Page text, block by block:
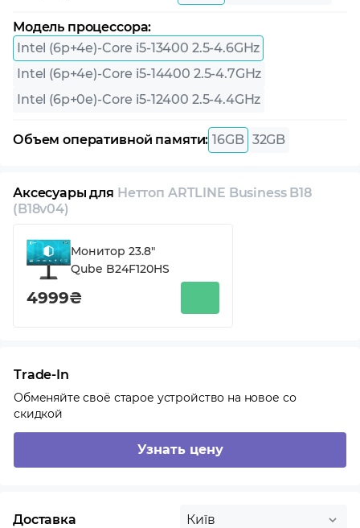
Модель процессора:
Intel (6p+4e)-Core i5-13400 2.5-4.6GHz
Intel (6p+4e)-Core i5-14400 2.5-4.7GHz
Intel (6p+0e)-Core i5-12400 2.5-4.4GHz
Объем оперативной памяти: 16GB 32GB
Аксесуары для Неттоп ARTLINE Business B18
(B18v04)
Монитор 23.8"
Qube B24F120HS
4999₴
Trade-In
Обменяйте своё старое устройство на новое со
скидкой
Узнать цену
Доставка Київ